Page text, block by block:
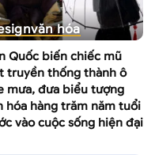
văn hóa
Quốc biến chiếc mũ
truyền thống thành ô
mưa, đưa biểu tượng
hóa hàng trăm năm tuổi
vào cuộc sống hiện đại